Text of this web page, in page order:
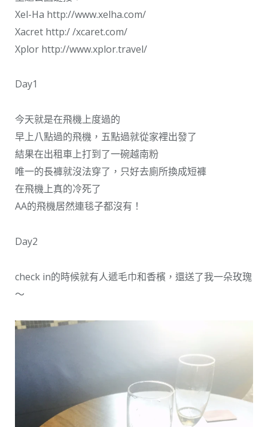
Xel-Ha http://www.xelha.com/
Xacret http:/ /xcaret.com/
Xplor http://www.xplor.travel/
Day1
今天就是在飛機上度過的
早上八點過的飛機，五點過就從家裡出發了
結果在出租車上打到了一碗越南粉
唯一的長褲就沒法穿了，只好去廁所換成短褲
在飛機上真的冷死了
AA的飛機居然連毯子都沒有！
Day2
check in的時候就有人遞毛巾和香檳，還送了我一朵玫瑰
～